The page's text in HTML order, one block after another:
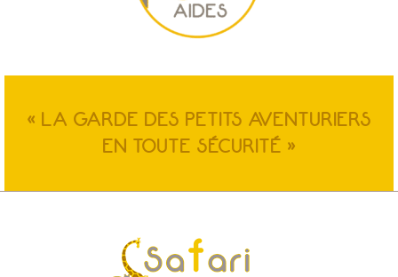
« LA GARDE DES PETITS AVENTURIERS
EN TOUTE SÉCURITÉ »